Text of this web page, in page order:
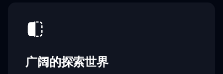
广阔的探索世界